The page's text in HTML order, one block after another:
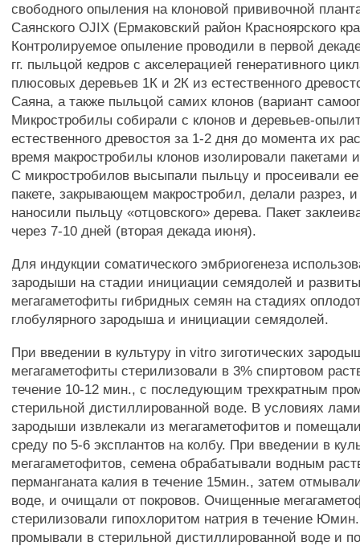
свободного опыления на клоновой прививочной
Саянского OJIX (Ермаковский район Красноярского
Контролируемое опыление проводили в первой
гг. пыльцой кедров с акселерацией генеративного
плюсовых деревьев 1К и 2К из естественного
Саяна, а также пыльцой самих клонов (вариант
Микростробилы собирали с клонов и деревьев-
естественного древостоя за 1-2 дня до момента их
время макростробилы клонов изолировали пакетами
С микростробилов высыпали пыльцу и просеивали
пакете, закрывающем макростробил, делали разрез, и
наносили пыльцу «отцовского» дерева. Пакет
через 7-10 дней (вторая декада июня).
Для индукции соматического эмбриогенеза
зародыши на стадии инициации семядолей и
мегагаметофиты гибридных семян на стадиях
глобулярного зародыша и инициации семядолей.
При введении в культуру in vitro зиготических
мегагаметофиты стерилизовали в 3% спиртовом
течение 10-12 мин., с последующим трехкратным
стерильной дистиллированной воде. В условиях
зародыши извлекали из мегагаметофитов и
среду по 5-6 эксплантов на колбу. При введении в
мегагаметофитов, семена обрабатывали водным
перманганата калия в течение 15мин., затем
воде, и очищали от покровов. Очищенные
стерилизовали гипохлоритом натрия в течение
промывали в стерильной дистиллированной воде и